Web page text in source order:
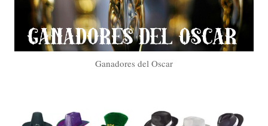
Ganadores del Oscar